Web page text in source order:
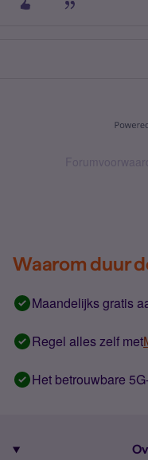
Waarom duur
Maandelijks gratis
Regel alles zelf met
Het betrouwbare